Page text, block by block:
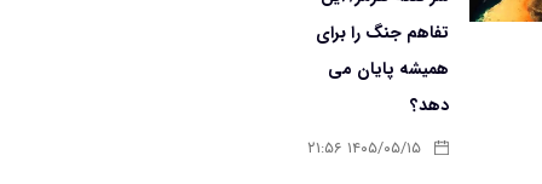
تفاهم جنگ را برای
همیشه پایان می
دهد؟
۱۴۰۵/۰۵/۱۵ ۲۱:۵۶